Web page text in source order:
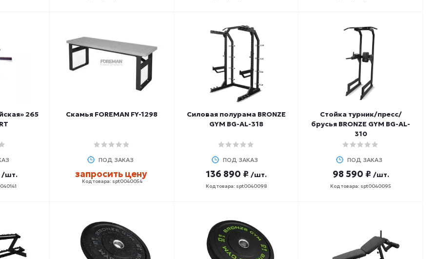
265
/шт.
Скамья FOREMAN FY-1298
ПОД ЗАКАЗ
запросить цену
Код товара: spt0040054
Силовая полурама BRONZE
GYM BG-AL-318
ПОД ЗАКАЗ
136 890 ₽ /шт.
Код товара: spt0040098
Стойка турник/пресс/
брусья BRONZE GYM BG-AL-
310
ПОД ЗАКАЗ
98 590 ₽ /шт.
Код товара: spt0040095